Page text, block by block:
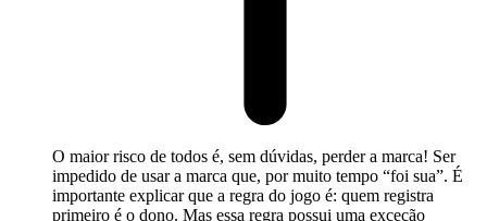
O maior risco de todos é, sem dúvidas, perder a marca! Ser
impedido de usar a marca que, por muito tempo “foi sua”. É
importante explicar que a regra do jogo é: quem registra
primeiro é o dono. Mas essa regra possui uma exceção